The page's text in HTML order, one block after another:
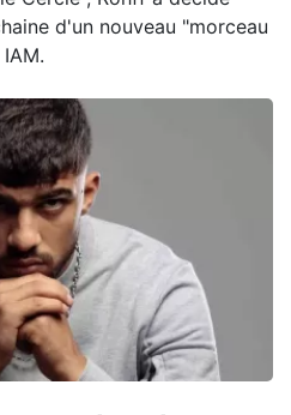
d'un nouveau "morceau